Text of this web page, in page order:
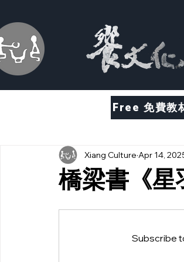
Free 免費教
橋梁書《星
Xiang Culture Apr 14,
Subscribe